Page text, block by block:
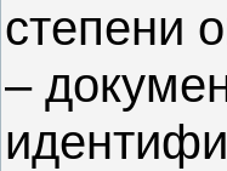
степени
–